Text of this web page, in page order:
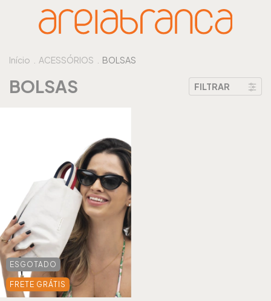
Início ACESSÓRIOS BOLSAS
BOLSAS FILTRAR
ESGOTADO
FRETE GRÁTIS